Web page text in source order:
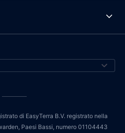
di EasyTerra B.V. registrato nella
Paesi Bassi, numero 01104443